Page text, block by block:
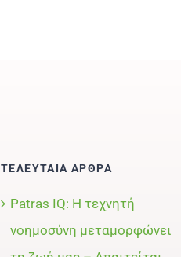
ΤΕΛΕΥΤΑΙΑ ΑΡΘΡΑ
Patras IQ: Η τεχνητή
νοημοσύνη μεταμορφώνει